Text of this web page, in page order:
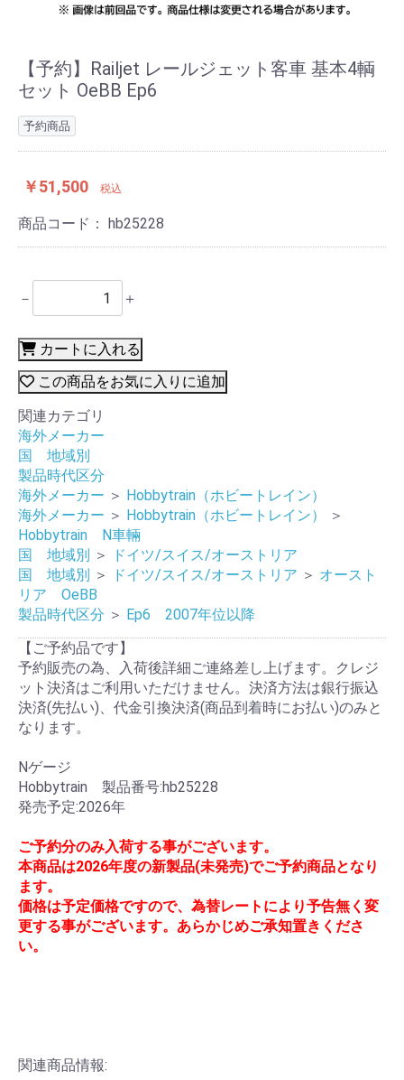
【予約】Railjet レールジェット客車 基本4輌
セット OeBB Ep6
予約商品
￥51,500 税込
商品コード： hb25228
－ ＋
カートに入れる
この商品をお気に入りに追加
関連カテゴリ
海外メーカー
国 地域別
製品時代区分
海外メーカー ＞ Hobbytrain（ホビートレイン）
海外メーカー ＞ Hobbytrain（ホビートレイン）
＞
Hobbytrain N車輛
国 地域別 ＞
ドイツ/スイス/オーストリア
国 地域別 ＞ ドイツ/スイス/オーストリア ＞ オースト
リア OeBB
製品時代区分 ＞ Ep6 2007年位以降
【ご予約品です】
予約販売の為、入荷後詳細ご連絡差し上げます。クレジ
ット決済はご利用いただけません。決済方法は銀行振込
決済(先払い)、代金引換決済(商品到着時にお払い)のみと
なります。
Nゲージ
Hobbytrain 製品番号:hb25228
発売予定:2026年
ご予約分のみ入荷する事がございます。
本商品は2026年度の新製品(未発売)でご予約商品となり
ます。
価格は予定価格ですので、為替レートにより予告無く変
更する事がございます。あらかじめご承知置きくださ
い。
関連商品情報: